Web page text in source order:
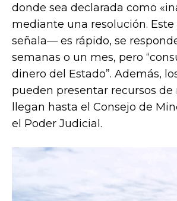
donde sea declarada como
mediante una resolución.
señala— es rápido, se
semanas o un mes, pero
dinero del Estado”. Además,
pueden presentar recursos de
llegan hasta el Consejo de
el Poder Judicial.